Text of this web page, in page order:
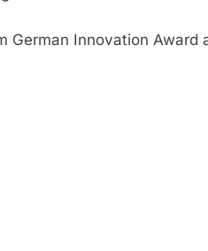
German Innovation Award